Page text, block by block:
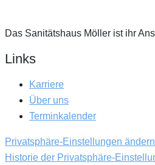
Das Sanitätshaus Möller ist ihr
Links
Karriere
Über uns
Terminkalender
Privatsphäre-Einstellungen ändern
Historie der Privatsphäre-